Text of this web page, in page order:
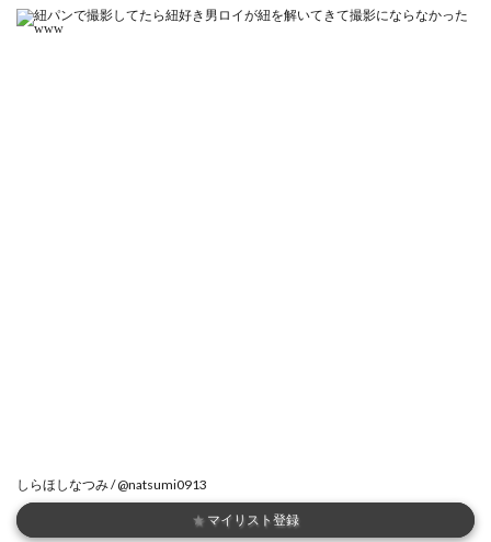
しらほしなつみ / @natsumi0913
★ マイリスト登録